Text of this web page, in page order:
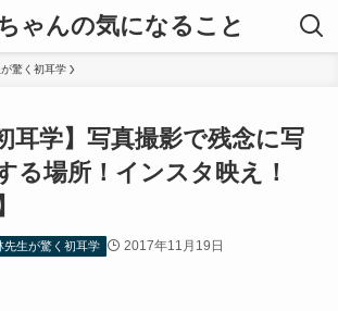
ゃんの気になること
驚く初耳学
耳学】写真撮影で残念に写
る場所！インスタ映え！
先生が驚く初耳学 2017年11月19日